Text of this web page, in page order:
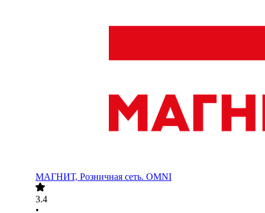
МАГНИТ, Розничная сеть. OMNI
3.4
•